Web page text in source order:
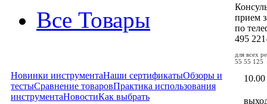
Все Товары
Новинки инструментаНаши сертификатыОбзоры и
тестыСравнение товаровПрактика использования
инструментаНовостиКак выбрать
прием
по
495
для всех
55 55 125